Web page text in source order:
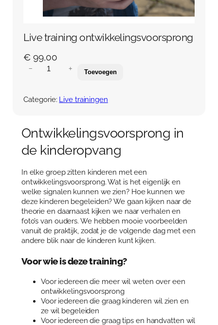
Over Anja Lutz
Aanbod
Aanbod
Contact
Contact
Live training ontwikkelingsvoorsprong
€ 99,00
e
a
i
n
i
g
o
n
t
w
i
k
k
l
− + Toevoegen
Categorie: Live trainingen
Ontwikkelingsvoorsprong in
de kinderopvang
In elke groep zitten kinderen met een
ontwikkelingsvoorsprong. Wat is het eigenlijk en
welke signalen kunnen we zien? Hoe kunnen we
deze kinderen begeleiden? We gaan kijken naar de
theorie en daarnaast kijken we naar verhalen en
foto’s van ouders. We hebben mooie voorbeelden
vanuit de praktijk, zodat je de volgende dag met een
andere blik naar de kinderen kunt kijken.
Voor wie is deze training?
Voor iedereen die meer wil weten over een
ontwikkelingsvoorsprong
Voor iedereen die graag kinderen wil zien en
ze wil begeleiden
Voor iedereen die graag tips en handvatten wil